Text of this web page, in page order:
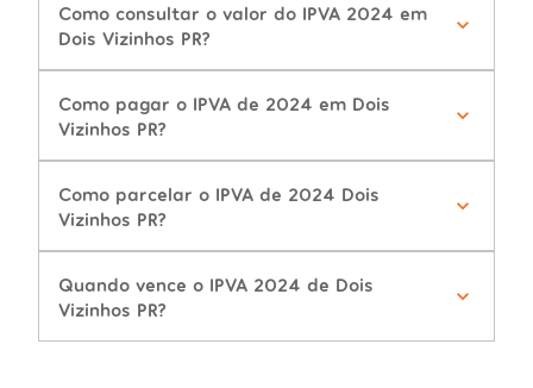
Como consultar o valor do IPVA 2024 em
Dois Vizinhos PR?
Como pagar o IPVA de 2024 em Dois
Vizinhos PR?
Como parcelar o IPVA de 2024 Dois
Vizinhos PR?
Quando vence o IPVA 2024 de Dois
Vizinhos PR?